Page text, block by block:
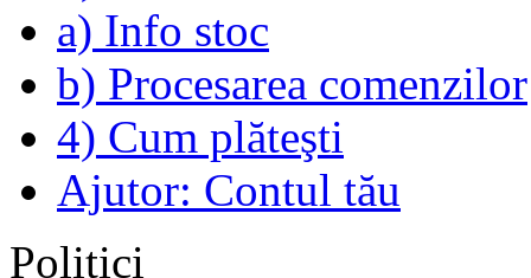
a) Info stoc
b) Procesarea comenzilor
4) Cum plăteşti
Ajutor: Contul tău
Politici